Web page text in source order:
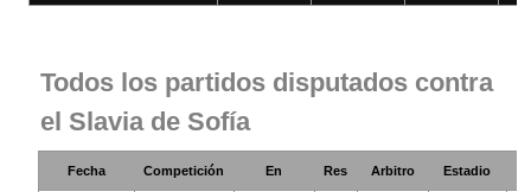
Todos los partidos disputados contra
el Slavia de Sofía
Fecha Competición En Res Arbitro Estadio